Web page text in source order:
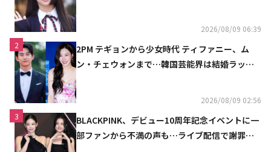
2026/08/09 06:39
2
2PM テギョンから少女時代 ティファニー、ム
ン・チェウォンまで…韓国芸能界は結婚ラッシ
2026/08/09 02:56
3
BLACKPINK、デビュー10周年記念イベントに一
部ファンから不満の声も…ライブ配信で謝罪